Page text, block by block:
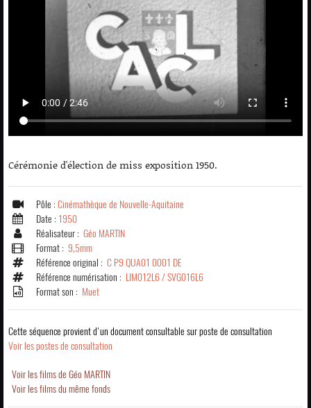
Cérémonie d'élection de miss exposition 1950.
Pôle : Cinémathèque de Nouvelle-Aquitaine
Date : 1950
Réalisateur : Géo MARTIN
Format : 9,5mm
Référence original : C P9 QUA01 0001 DE
Référence numérisation : LIM012L6 / SVG016L6
Format son : Muet
Cette séquence provient d'un document consultable sur poste de consultation
Voir les postes de consultation
Voir les films de Géo MARTIN
Voir les films du même fonds